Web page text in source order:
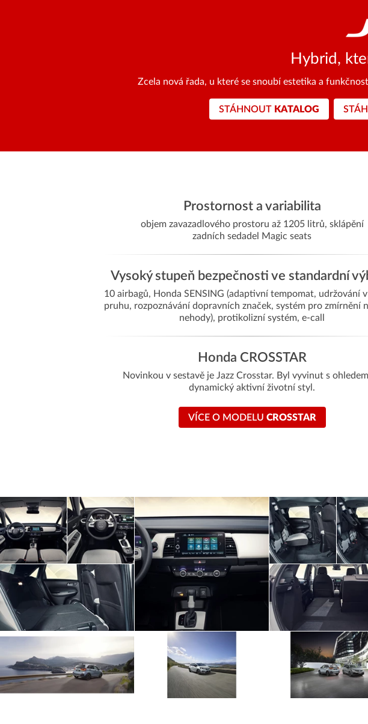
Hybrid,
Zcela nová řada, u které se snoubí estetika a
STÁHNOUT KATALOG
Prostornost a variabilita
objem zavazadlového prostoru až 1205 litrů, sklápění
zadních sedadel Magic seats
Vysoký stupeň bezpečnosti ve standardní
10 airbagů, Honda SENSING (adaptivní tempomat, udržování
pruhu, rozpoznávání dopravních značek, systém pro zmírnění
nehody), protikolizní systém, e-call
Honda CROSSTAR
Novinkou v sestavě je Jazz Crosstar. Byl vyvinut s
dynamický aktivní životní styl.
VÍCE O MODELU CROSSTAR